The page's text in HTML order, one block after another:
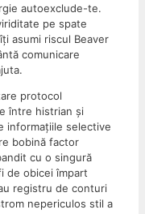
autoexclude-te.
pe spate
asumi riscul Beaver
comunicare
protocol
între histrian și
informațiile selective
bobină factor
cu o singură
de obicei împart
registru de conturi
nepericulos stil a